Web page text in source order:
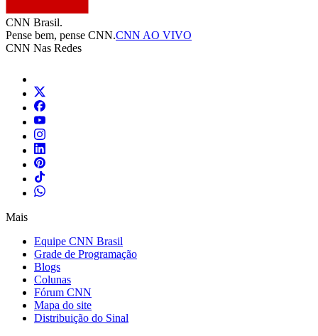
CNN Brasil.
Pense bem, pense CNN.CNN AO VIVO
CNN Nas Redes
Mais
Equipe CNN Brasil
Grade de Programação
Blogs
Colunas
Fórum CNN
Mapa do site
Distribuição do Sinal